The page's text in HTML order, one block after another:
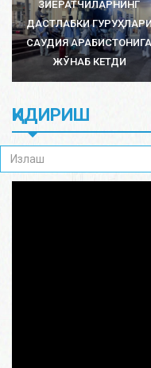
ЗИЁРАТЧИЛАРНИНГ
ДАСТЛАБКИ
САУДИЯ АРАБИСТОНИГА
ЖЎНАБ КЕТДИ
ҚИДИРИШ